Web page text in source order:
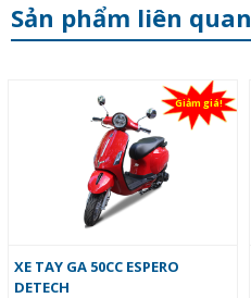
Sản phẩm liên quan
Giảm giá!
XE TAY GA 50CC ESPERO
DETECH